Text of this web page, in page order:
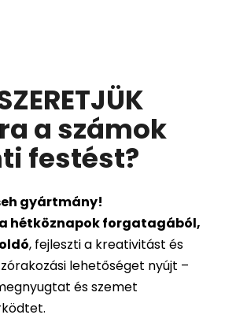
a számok
festést?
gyártmány!
hétköznapok forgatagából,
, fejleszti a kreativitást és
lehetőséget nyújt –
és szemet